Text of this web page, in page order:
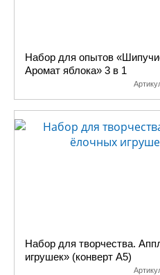
Набор для опытов
Аромат яблока» 3 в 1
Набор для творчества.
игрушек» (конверт А5)